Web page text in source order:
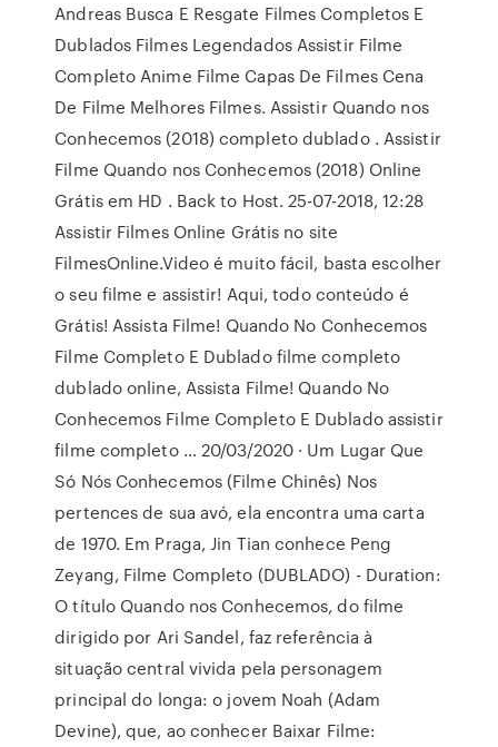
Andreas Busca E Resgate Filmes Completos E
Dublados Filmes Legendados Assistir Filme
Completo Anime Filme Capas De Filmes Cena
De Filme Melhores Filmes. Assistir Quando nos
Conhecemos (2018) completo dublado . Assistir
Filme Quando nos Conhecemos (2018) Online
Grátis em HD . Back to Host. 25-07-2018, 12:28
Assistir Filmes Online Grátis no site
FilmesOnline.Video é muito fácil, basta escolher
o seu filme e assistir! Aqui, todo conteúdo é
Grátis! Assista Filme! Quando No Conhecemos
Filme Completo E Dublado filme completo
dublado online, Assista Filme! Quando No
Conhecemos Filme Completo E Dublado assistir
filme completo … 20/03/2020 · Um Lugar Que
Só Nós Conhecemos (Filme Chinês) Nos
pertences de sua avó, ela encontra uma carta
de 1970. Em Praga, Jin Tian conhece Peng
Zeyang, Filme Completo (DUBLADO) - Duration:
O título Quando nos Conhecemos, do filme
dirigido por Ari Sandel, faz referência à
situação central vivida pela personagem
principal do longa: o jovem Noah (Adam
Devine), que, ao conhecer Baixar Filme: